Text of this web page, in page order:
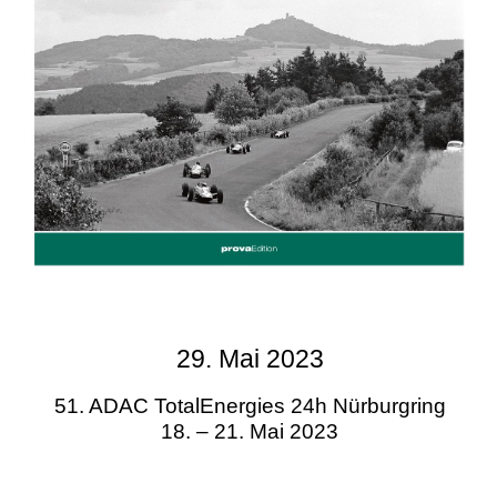
29. Mai 2023
51. ADAC TotalEnergies 24h Nürburgring
18. – 21. Mai 2023